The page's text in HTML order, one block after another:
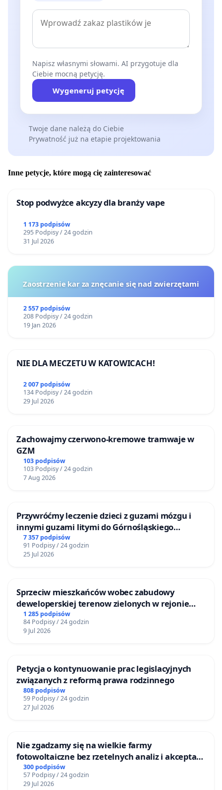
Polskiego Zielarstwaoraz organizowania regularnych
Prezydenta Rzeczypospolitej Polskiej zajęcia jasnego
stanowiska odnośnie statusu branży medycyny naturalnej oraz
naszych postulatów. Nasze środowisko jest wyborczą siłą,
której nie należy lekceważyć.
wiedzą płynącą z natury!
Manuał Zielarski Bartłomieja Byczkiewicza
Adresaci:
3) Minister Edukacji Narodowej oraz Ministerstwo
Edukacji Narodowej
4) Minister Nauki i Szkolnictwa Wyższego oraz
Ministerstwo Nauki i Szkolnictwa Wyższego
Napisz własnymi słowami. AI przygotuje dla
Ciebie mocną petycję.
Wygeneruj petycję
Twoje dane należą do Ciebie
Prywatność już na etapie projektowania
Inne petycje, które mogą cię zainteresować
Stop podwyżce akcyzy dla branży vape
1 173 podpisów
295 Podpisy / 24 godzin
31 Jul 2026
Zaostrzenie kar za znęcanie się nad zwierzętami
2 557 podpisów
208 Podpisy / 24 godzin
19 Jan 2026
NIE DLA MECZETU W KATOWICACH!
2 007 podpisów
134 Podpisy / 24 godzin
29 Jul 2026
Zachowajmy czerwono-kremowe tramwaje w
GZM
103 podpisów
103 Podpisy / 24 godzin
7 Aug 2026
Przywróćmy leczenie dzieci z guzami mózgu i
innymi guzami litymi do Górnośląskiego
Centrum Zdrowia Dziecka w Katowicach
7 357 podpisów
91 Podpisy / 24 godzin
25 Jul 2026
Sprzeciw mieszkańców wobec zabudowy
deweloperskiej terenow zielonych w rejonie
Bulwarów Straceńskich w Bielsku-Białej
1 285 podpisów
84 Podpisy / 24 godzin
9 Jul 2026
Petycja o kontynuowanie prac legislacyjnych
związanych z reformą prawa rodzinnego
808 podpisów
59 Podpisy / 24 godzin
27 Jul 2026
Nie zgadzamy się na wielkie farmy
fotowoltaiczne bez rzetelnych analiz i akceptacji
mieszkańców
300 podpisów
57 Podpisy / 24 godzin
29 Jul 2026